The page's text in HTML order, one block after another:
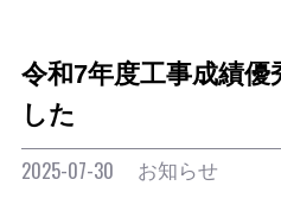
令和7年度工事成績優
した
2025-07-30 お知らせ